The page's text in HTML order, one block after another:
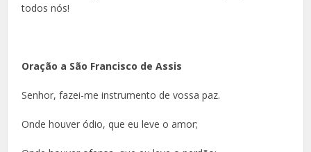
todos nós!
Oração a São Francisco de Assis
Senhor, fazei-me instrumento de vossa paz.
Onde houver ódio, que eu leve o amor;